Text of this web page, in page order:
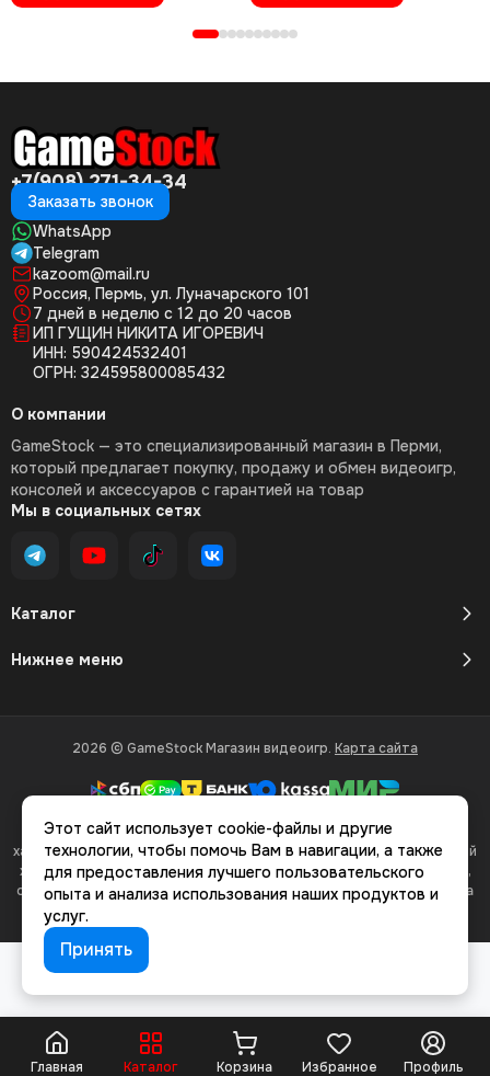
+7(908) 271-34-34
Заказать звонок
WhatsApp
Telegram
kazoom@mail.ru
Россия, Пермь, ул. Луначарского 101
7 дней в неделю с 12 до 20 часов
ИП ГУЩИН НИКИТА ИГОРЕВИЧ
ИНН: 590424532401
ОГРН: 324595800085432
Каталог
Нижнее меню
О компании
GameStock — это специализированный магазин в Перми,
который предлагает покупку, продажу и обмен видеоигр,
консолей и аксессуаров с гарантией на товар
Мы в социальных сетях
2026 © GameStock Магазин видеоигр. Карта сайта
Вся представленная на сайте информация, касающаяся
характеристик, стоимости товаров и услуг, носит информационный
характер и ни при каких условиях не является публичной офертой,
определяемой положениями Статьи 437(2) Гражданского кодекса
Главная Каталог Корзина Избранное Профиль
Этот сайт использует cookie-файлы и другие
технологии, чтобы помочь Вам в навигации, а также
для предоставления лучшего пользовательского
опыта и анализа использования наших продуктов и
услуг.
Принять